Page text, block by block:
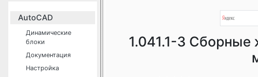
AutoCAD
Динамические
блоки
Документация
Настройка
1.041.1-3 Сборные